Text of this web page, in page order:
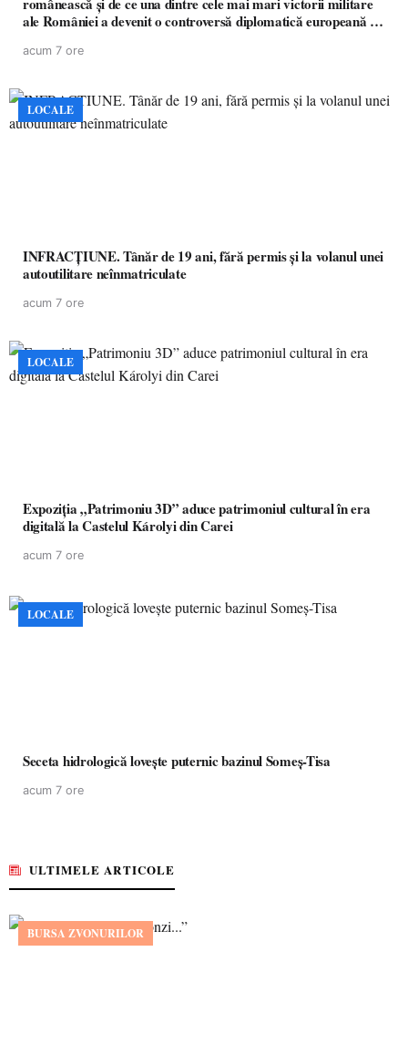
ale României a devenit o controversă diplomatică europeană (
acum 7 ore
LOCALE
INFRACȚIUNE. Tânăr de 19 ani, fără permis și la volanul unei
autoutilitare neînmatriculate
acum 7 ore
LOCALE
Expoziția „Patrimoniu 3D” aduce patrimoniul cultural în era
digitală la Castelul Károlyi din Carei
acum 7 ore
LOCALE
Seceta hidrologică lovește puternic bazinul Someș-Tisa
acum 7 ore
ULTIMELE ARTICOLE
BURSA ZVONURILOR